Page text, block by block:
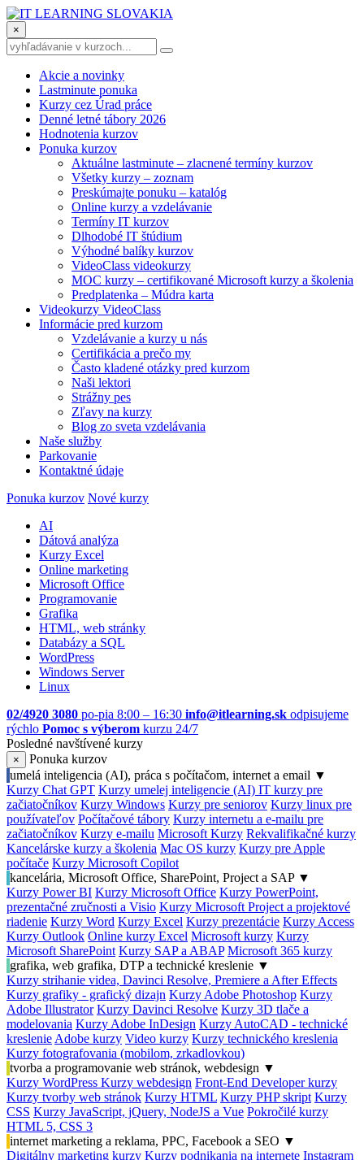
×
Akcie a novinky
Lastminute ponuka
Kurzy cez Úrad práce
Denné letné tábory 2026
Hodnotenia kurzov
Ponuka kurzov
Aktuálne lastminute – zlacnené termíny kurzov
Všetky kurzy – zoznam
Preskúmajte ponuku – katalóg
Online kurzy a vzdelávanie
Termíny IT kurzov
Dlhodobé IT štúdium
Výhodné balíky kurzov
VideoClass videokurzy
MOC kurzy – certifikované Microsoft kurzy a školenia
Predplatenka – Múdra karta
Videokurzy VideoClass
Informácie pred kurzom
Vzdelávanie a kurzy u nás
Certifikácia a prečo my
Často kladené otázky pred kurzom
Naši lektori
Strážny pes
Zľavy na kurzy
Blog zo sveta vzdelávania
Naše služby
Parkovanie
Kontaktné údaje
Ponuka kurzov Nové kurzy
AI
Dátová analýza
Kurzy Excel
Online marketing
Microsoft Office
Programovanie
Grafika
HTML, web stránky
Databázy a SQL
WordPress
Windows Server
Linux
02/4920 3080 po-pia 8:00 – 16:30 info@itlearning.sk odpisujeme
rýchlo Pomoc s výberom kurzu 24/7
Posledné navštívené kurzy
×
Ponuka kurzov
umelá inteligencia (AI), práca s počítačom, internet a email ▼
Kurzy Chat GPT Kurzy umelej inteligencie (AI) IT kurzy pre
začiatočníkov Kurzy Windows Kurzy pre seniorov Kurzy linux pre
používateľov Počítačové tábory Kurzy internetu a e-mailu pre
začiatočníkov Kurzy e-mailu Microsoft Kurzy Rekvalifikačné kurzy
Kancelárske kurzy a školenia Mac OS kurzy Kurzy pre Apple
počítače Kurzy Microsoft Copilot
kancelária, Microsoft Office, SharePoint, Project a SAP ▼
Kurzy Power BI Kurzy Microsoft Office Kurzy PowerPoint,
prezentačné zručnosti a Visio Kurzy Microsoft Project a projektové
riadenie Kurzy Word Kurzy Excel Kurzy prezentácie Kurzy Access
Kurzy Outlook Online kurzy Excel Microsoft kurzy Kurzy
Microsoft SharePoint Kurzy SAP a ABAP Microsoft 365 kurzy
grafika, web grafika, DTP a technické kreslenie ▼
Kurzy strihanie videa, Davinci Resolve, Premiere a After Effects
Kurzy grafiky - grafický dizajn Kurzy Adobe Photoshop Kurzy
Adobe Illustrator Kurzy Davinci Resolve Kurzy 3D tlače a
modelovania Kurzy Adobe InDesign Kurzy AutoCAD - technické
kreslenie Adobe kurzy Video kurzy Kurzy technického kreslenia
Kurzy fotografovania (mobilom, zrkadlovkou)
tvorba a programovanie web stránok, webdesign ▼
Kurzy WordPress Kurzy webdesign Front-End Developer kurzy
Kurzy tvorby web stránok Kurzy HTML Kurzy PHP skript Kurzy
CSS Kurzy JavaScript, jQuery, NodeJS a Vue Pokročilé kurzy
HTML 5, CSS 3
internet marketing a reklama, PPC, Facebook a SEO ▼
Digitálny marketing kurzy Kurzy podnikania na internete Instagram